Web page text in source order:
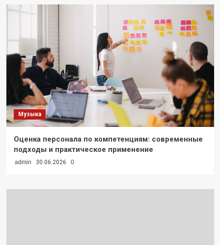
Музыка
Оценка персонала по компетенциям: современные
подходы и практическое применение
admin 30.06.2026 0